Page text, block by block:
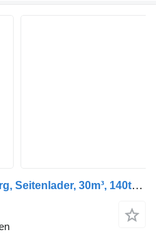
IVECO AD260SY/PS, Terberg, Seitenlader, 30m³, 140tkm